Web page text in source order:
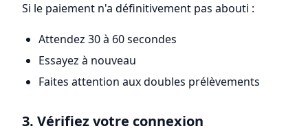
Si le paiement n'a définitivement pas abouti :
Attendez 30 à 60 secondes
Essayez à nouveau
Faites attention aux doubles prélèvements
3. Vérifiez votre connexion